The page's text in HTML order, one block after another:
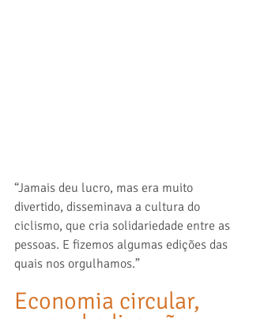
“Jamais deu lucro, mas era muito
divertido, disseminava a cultura do
ciclismo, que cria solidariedade entre as
pessoas. E fizemos algumas edições das
quais nos orgulhamos.”
Economia circular,